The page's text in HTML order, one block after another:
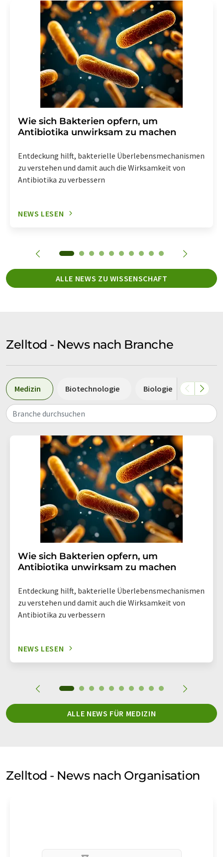
Wie sich Bakterien opfern, um
Antibiotika unwirksam zu machen
Entdeckung hilft, bakterielle Überlebensmechanismen
zu verstehen und damit auch die Wirksamkeit von
Antibiotika zu verbessern
NEWS LESEN
ALLE NEWS ZU WISSENSCHAFT
Zelltod - News nach Branche
Medizin Biotechnologie Biologie
Branche durchsuchen
Wie sich Bakterien opfern, um
Antibiotika unwirksam zu machen
Entdeckung hilft, bakterielle Überlebensmechanismen
zu verstehen und damit auch die Wirksamkeit von
Antibiotika zu verbessern
NEWS LESEN
ALLE NEWS FÜR MEDIZIN
Zelltod - News nach Organisation